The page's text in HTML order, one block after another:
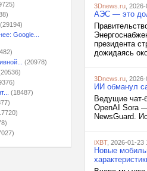
(29194)
Google...
(20978)
(18487)
3Dnews.ru ,
АЭС — это
президента
дожидаясь
3Dnews.ru ,
ИИ обманул
Ведущие чат-
OpenAI Sora
NewsGuard.
iXBT, 2026-01-23
Новые